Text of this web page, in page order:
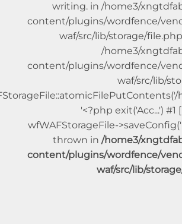
writing. in /home3/
content/plugins/
waf/src/lib/storage/
/home3/
content/plugins/
waf/
'<?php
wfWAFStorageFile-
thrown in/home3/
content/plugins/
waf/src/lib/